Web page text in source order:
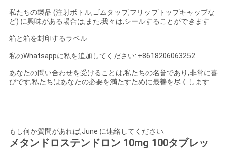
私たちの製品 (注射ボトル,ゴムタップ,フリップトップキャップな
ど) に興味がある場合は,また,我々は,シールすることができます
箱と箱を封印するラベル
私のWhatsappに私を追加してください: +8618206063252
あなたの問い合わせを受けることは,私たちの名誉であり,非常に喜
びです,私たちはあなたの必要を満たすために最善を尽くします.
もし何か質問があれば,June に連絡してください.
メタンドロステンドロン 10mg 100タブレッ